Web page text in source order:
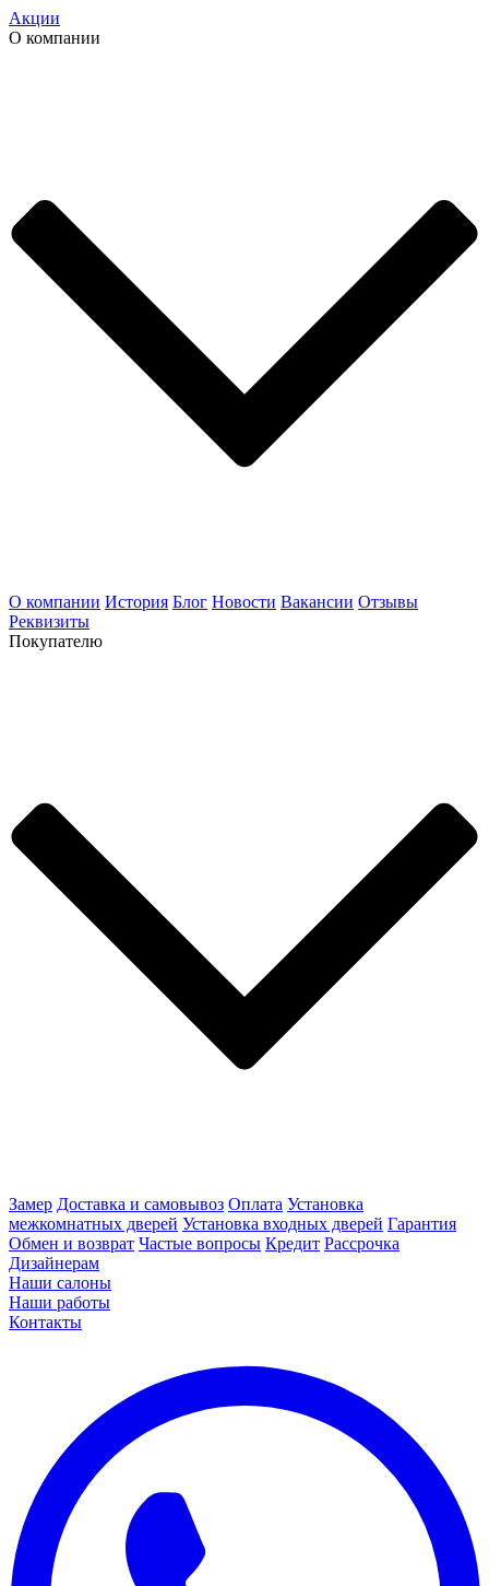
Акции
О компании
О компании История Блог Новости Вакансии Отзывы
Реквизиты
Покупателю
Замер Доставка и самовывоз Оплата Установка
межкомнатных дверей Установка входных дверей Гарантия
Обмен и возврат Частые вопросы Кредит Рассрочка
Дизайнерам
Наши салоны
Наши работы
Контакты